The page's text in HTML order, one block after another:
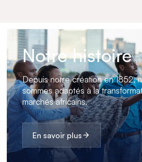
Notre histoire
Depuis notre création en 1852,
sommes adaptés à la
marchés africains.
En savoir plus